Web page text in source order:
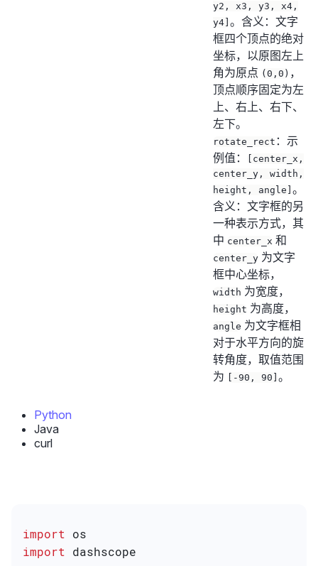
y2, x3, y3, x4,
y4] 。含义：文字
框四个顶点的绝对
坐标，以原图左上
角为原点 (0,0) ，
顶点顺序固定为左
上、右上、右下、
左下。
rotate_rect ：示
例值：
[center_x,
center_y, width,
height, angle] 。
含义：文字框的另
一种表示方式，其
中 center_x 和
center_y 为文字
框中心坐标，
width 为宽度，
height 为高度，
angle 为文字框相
对于水平方向的旋
转角度，取值范围
为
[-90, 90] 。
Python
Java
curl
import os
import dashscope